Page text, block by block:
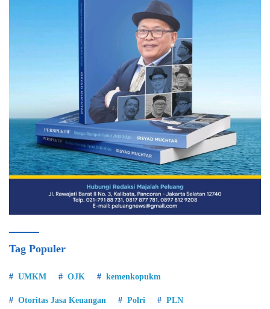
Tag Populer
UMKM OJK kemenkopukm
Otoritas Jasa Keuangan Polri PLN